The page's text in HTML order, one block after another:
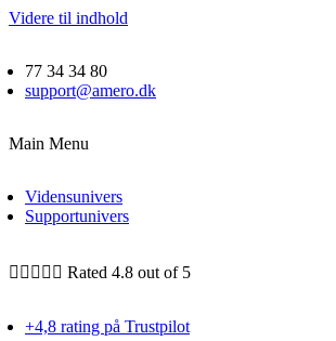
Videre til indhold
77 34 34 80
support@amero.dk
Main Menu
Vidensunivers
Supportunivers
     Rated 4.8 out of 5
+4,8 rating på Trustpilot